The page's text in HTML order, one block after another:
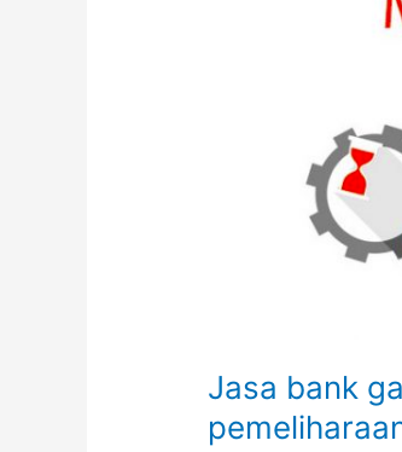
Jasa bank